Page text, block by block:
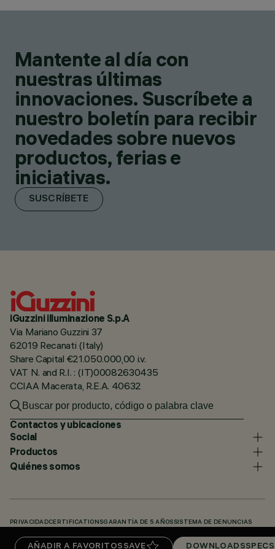
AÑADIR A FAVORITOS SAVE DOWNLOADSSPECS
Mantente al día con
nuestras últimas
innovaciones. Suscríbete a
nuestro boletín para recibir
novedades sobre nuevos
productos, ferias e
iniciativas.
SUSCRÍBETE
iGuzzini illuminazione S.p.A
Via Mariano Guzzini 37
62019 Recanati (Italy)
Share Capital €21.050.000,00 i.v.
VAT N. and R.I. : (IT)00082630435
CCIAA Macerata, R.E.A. 40632
Contactos y ubicaciones
Social
Productos
Quiénes somos
PRIVACIDADCERTIFICATIONSGARANTÍA DE 5 AÑOS SISTEMA DE DENUNCIAS